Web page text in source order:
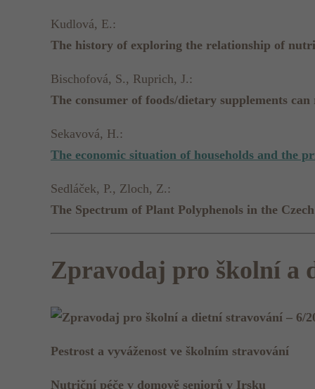
Kudlová, E.:
The history of exploring the relationship of
Bischofová, S., Ruprich, J.:
The consumer of foods/dietary supplements
Sekavová, H.:
The economic situation of households and the
Sedláček, P., Zloch, Z.:
The Spectrum of Plant Polyphenols in the
Zpravodaj pro školní a
Pestrost a vyváženost ve školním stravování
Nutriční péče v domově seniorů v Irsku